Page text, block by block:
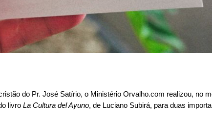
do Pr. José Satírio, o Ministério Orvalho.com realizou, no
livro La Cultura del Ayuno, de Luciano Subirá, para duas